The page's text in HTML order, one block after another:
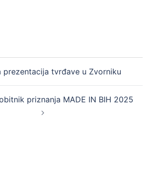
prezentacija tvrđave u Zvorniku
priznanja MADE IN BIH 2025